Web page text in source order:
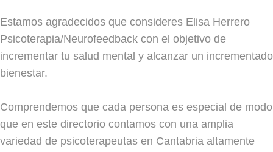
Estamos agradecidos que consideres Elisa Herrero
Psicoterapia/Neurofeedback con el objetivo de
incrementar tu salud mental y alcanzar un incrementado
bienestar.
Comprendemos que cada persona es especial de modo
que en este directorio contamos con una amplia
variedad de psicoterapeutas en Cantabria altamente